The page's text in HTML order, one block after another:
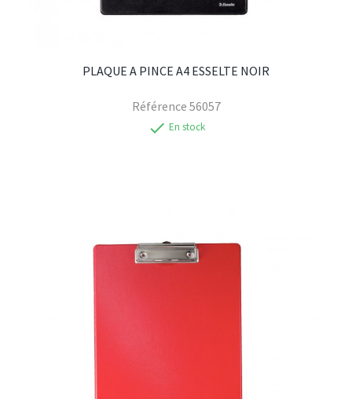
PLAQUE A PINCE A4 ESSELTE NOIR
Référence 56057
check En stock